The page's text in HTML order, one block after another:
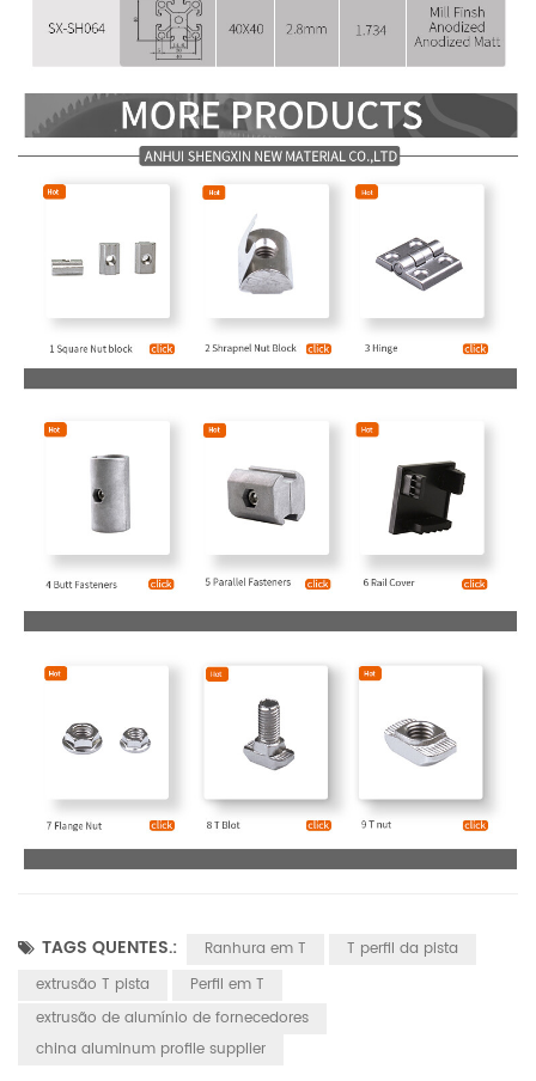
TAGS QUENTES.: Ranhura em T
T perfil da pista
extrusão T pista
Perfil em T
extrusão de alumínio de fornecedores
china aluminum profile supplier